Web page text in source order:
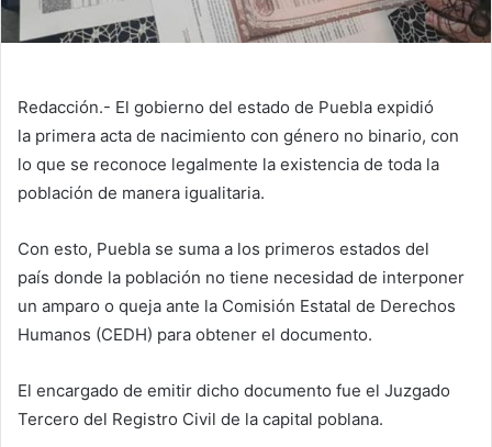
Redacción.- El gobierno del estado de Puebla expidió
la primera acta de nacimiento con género no binario, con
lo que se reconoce legalmente la existencia de toda la
población de manera igualitaria.
Con esto, Puebla se suma a los primeros estados del
país donde la población no tiene necesidad de interponer
un amparo o queja ante la Comisión Estatal de Derechos
Humanos (CEDH) para obtener el documento.
El encargado de emitir dicho documento fue el Juzgado
Tercero del Registro Civil de la capital poblana.